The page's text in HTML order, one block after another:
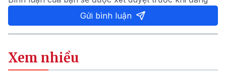
Gửi bình luận
Xem nhiều